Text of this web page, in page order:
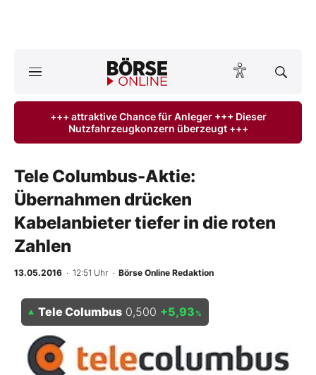
Anlageprodukte
Finanz-Check
Abo & Shop
BO-Musterdepots
Experten
Mein B:O
Mein Konto
+++ attraktive Chance für Anleger +++ Dieser
Nutzfahrzeugkonzern überzeugt +++
Tele Columbus-Aktie:
Übernahmen drücken
Kabelanbieter tiefer in die roten
Zahlen
13.05.2016 · 12:51 Uhr · Börse Online Redaktion
Tele Columbus 0,500 +5,93 %